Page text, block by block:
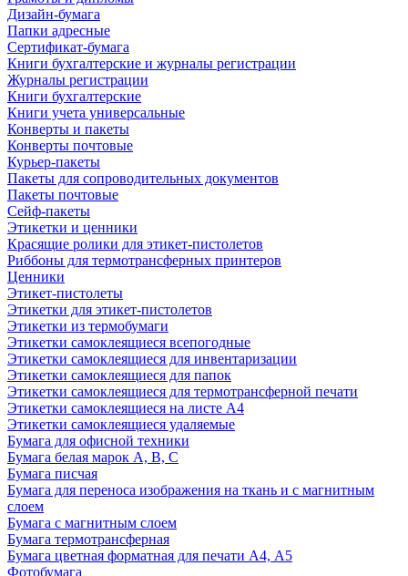
Дизайн-бумага
Папки адресные
Сертификат-бумага
Книги бухгалтерские и журналы регистрации
Журналы регистрации
Книги бухгалтерские
Книги учета универсальные
Конверты и пакеты
Конверты почтовые
Курьер-пакеты
Пакеты для сопроводительных документов
Пакеты почтовые
Сейф-пакеты
Этикетки и ценники
Красящие ролики для этикет-пистолетов
Риббоны для термотрансферных принтеров
Ценники
Этикет-пистолеты
Этикетки для этикет-пистолетов
Этикетки из термобумаги
Этикетки самоклеящиеся всепогодные
Этикетки самоклеящиеся для инвентаризации
Этикетки самоклеящиеся для папок
Этикетки самоклеящиеся для термотрансферной печати
Этикетки самоклеящиеся на листе А4
Этикетки самоклеящиеся удаляемые
Бумага для офисной техники
Бумага белая марок А, В, С
Бумага писчая
Бумага для переноса изображения на ткань и с магнитным
слоем
Бумага с магнитным слоем
Бумага термотрансферная
Бумага цветная форматная для печати А4, А5
Фотобумага